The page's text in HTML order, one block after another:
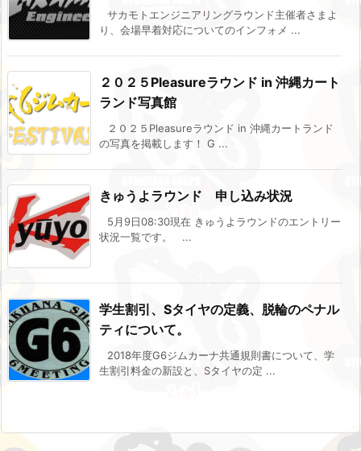
サカモトエンジニアリングラウンド主催者さまよ
り、会場早着対応についてのインフォメ ...
２０２５Pleasureラウンド in 沖縄カート
ランド写真館
２０２５Pleasureラウンド in 沖縄カートランド
の写真を掲載します！ G ...
きゅうよラウンド 申し込み状況
5月9日08:30現在 きゅうよラウンドのエントリー
状況一覧です。 ...
学生割引、Sタイヤの定義、脱輪のペナル
ティについて。
2018年度G6ジムカーナ共通規則書について、学
生割引料金の新設と、Sタイヤの定 ...